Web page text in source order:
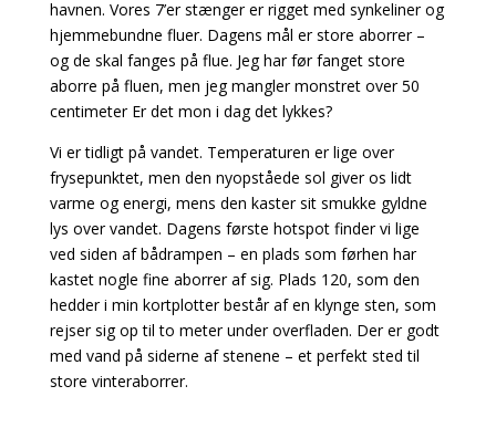
havnen. Vores 7’er stænger er rigget med synkeliner og
hjemmebundne fluer. Dagens mål er store aborrer –
og de skal fanges på flue. Jeg har før fanget store
aborre på fluen, men jeg mangler monstret over 50
centimeter Er det mon i dag det lykkes?
Vi er tidligt på vandet. Temperaturen er lige over
frysepunktet, men den nyopståede sol giver os lidt
varme og energi, mens den kaster sit smukke gyldne
lys over vandet. Dagens første hotspot finder vi lige
ved siden af bådrampen – en plads som førhen har
kastet nogle fine aborrer af sig. Plads 120, som den
hedder i min kortplotter består af en klynge sten, som
rejser sig op til to meter under overfladen. Der er godt
med vand på siderne af stenene – et perfekt sted til
store vinteraborrer.